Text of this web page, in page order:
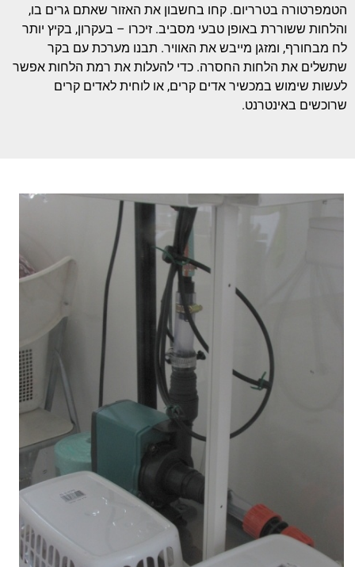
הטמפרטורה בטרריום. קחו בחשבון את האזור שאתם גרים בו,
והלחות ששוררת באופן טבעי מסביב. זיכרו – בעקרון, בקיץ יותר
לח מבחורף, ומזגן מייבש את האוויר. תבנו מערכת עם בקר
שתשלים את הלחות החסרה. כדי להעלות את רמת הלחות אפשר
לעשות שימוש במכשיר אדים קרים, או לוחית לאדים קרים
שרוכשים באינטרנט.